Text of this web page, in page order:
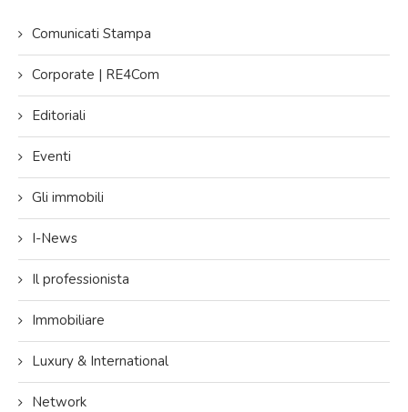
Comunicati Stampa
Corporate | RE4Com
Editoriali
Eventi
Gli immobili
I-News
Il professionista
Immobiliare
Luxury & International
Network